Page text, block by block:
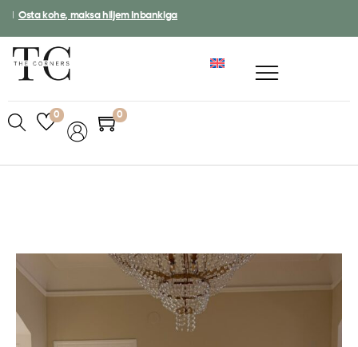
Osta kohe, maksa hiljem Inbankiga
0 0